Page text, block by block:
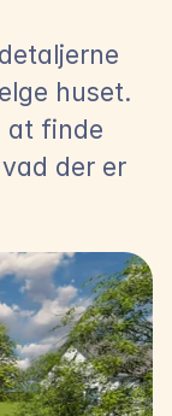
huset.
at finde
der er